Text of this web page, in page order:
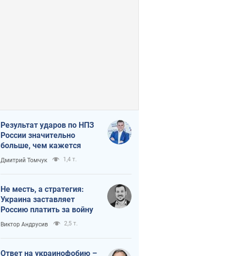
Результат ударов по НПЗ
России значительно
больше, чем кажется
Дмитрий Томчук 1,4 т.
Не месть, а стратегия:
Украина заставляет
Россию платить за войну
Виктор Андрусив 2,5 т.
Ответ на украинофобию –